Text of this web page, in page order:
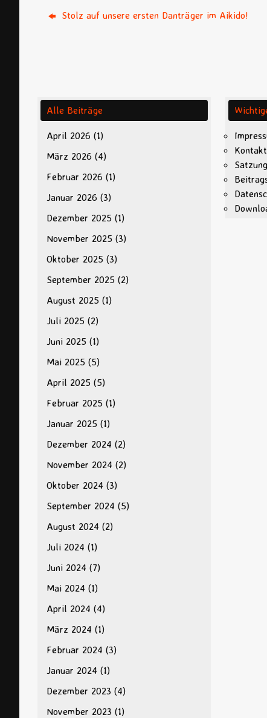
Stolz auf unsere ersten Danträger im Aikido!
Alle Beiträge
April 2026 (1)
März 2026 (4)
Februar 2026 (1)
Januar 2026 (3)
Dezember 2025 (1)
November 2025 (3)
Oktober 2025 (3)
September 2025 (2)
August 2025 (1)
Juli 2025 (2)
Juni 2025 (1)
Mai 2025 (5)
April 2025 (5)
Februar 2025 (1)
Januar 2025 (1)
Dezember 2024 (2)
November 2024 (2)
Oktober 2024 (3)
September 2024 (5)
August 2024 (2)
Juli 2024 (1)
Juni 2024 (7)
Mai 2024 (1)
April 2024 (4)
März 2024 (1)
Februar 2024 (3)
Januar 2024 (1)
Dezember 2023 (4)
November 2023 (1)
Kontakt
Satzung